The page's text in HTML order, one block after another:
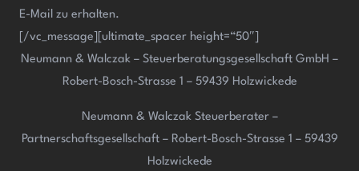
E-Mail zu erhalten.
[/vc_message][ultimate_spacer height=“50″]
Neumann & Walczak – Steuerberatungsgesellschaft GmbH –
Robert-Bosch-Strasse 1 – 59439 Holzwickede
Neumann & Walczak Steuerberater –
Partnerschaftsgesellschaft – Robert-Bosch-Strasse 1 – 59439
Holzwickede